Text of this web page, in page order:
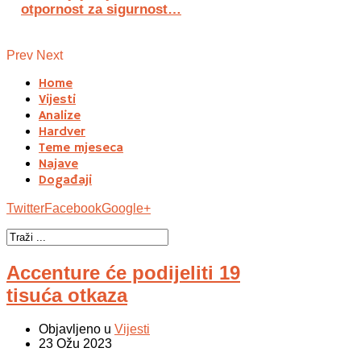
otpornost za sigurnost…
Prev Next
Home
Vijesti
Analize
Hardver
Teme mjeseca
Najave
Događaji
TwitterFacebookGoogle+
Accenture će podijeliti 19
tisuća otkaza
Objavljeno u Vijesti
23 Ožu 2023